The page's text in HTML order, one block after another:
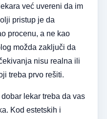
već uvereni da im
pristup je da
procenu, a ne kao
možda zaključi da
nisu realna ili
treba prvo rešiti.
lekar treba da vas
Kod estetskih i